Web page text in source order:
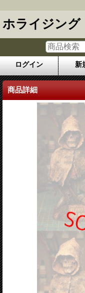
ホライジン
ログイン 新
商品詳細